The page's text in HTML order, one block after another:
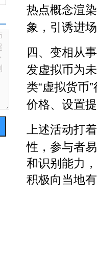
热点概念渲
象，引诱进
四、变相从事
发虚拟币为
类“虚拟货币
价格、设置
上述活动打
性，参与者
和识别能力
积极向当地